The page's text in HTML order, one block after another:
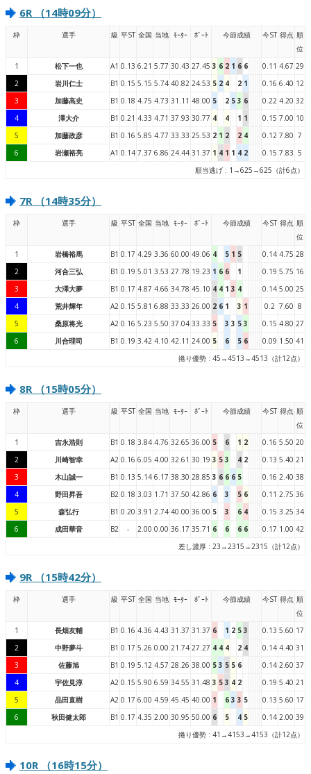
6R （14時09分）
枠 選手 級 平ST 全国 当地 ﾓｰﾀｰ ﾎﾞｰﾄ 今節成績 今ST 得点 順
位
1
松下一也 A1 0.13 6.21 5.77 30.43 27.45 3 6 2 1 6 6 0.11 4.67 29
2
岩川仁士 B1 0.15 5.15 5.74 40.82 24.53 5 2 4 2 1 0.16 6.40 12
3
加藤高史 B1 0.18 4.75 4.73 31.11 48.00 5 2 5 3 6 0.22 4.20 32
4
澤大介 B1 0.21 4.33 4.71 37.93 30.77 4 4 1 1 0.15 7.00 10
5
加藤政彦 B1 0.16 5.85 4.77 33.33 25.53 2 1 2 2 4 0.12 7.80 7
6
岩瀬裕亮 A1 0.14 7.37 6.86 24.44 31.37 1 4 1 1 4 2 0.15 7.83 5
順当逃げ : 1→625→625（計6点）
7R （14時35分）
枠 選手 級 平ST 全国 当地 ﾓｰﾀｰ ﾎﾞｰﾄ 今節成績 今ST 得点 順
位
1
岩橋裕馬 B1 0.17 4.29 3.36 60.00 49.06 4 5 1 5 0.14 4.75 28
2
河合三弘 B1 0.19 5.01 3.53 27.78 19.23 1 6 6 1 0.19 5.75 16
3
大澤大夢 B1 0.17 4.87 4.66 34.78 45.10 4 4 1 3 4 0.14 5.00 25
4
荒井輝年 A2 0.15 5.81 6.88 33.33 26.00 2 6 1 3 1 0.2 7.60 8
5
桑原将光 A2 0.16 5.23 5.50 37.04 33.33 5 3 3 5 3 0.15 4.80 27
6
川合理司 B1 0.19 3.42 4.10 42.11 24.00 5 6 5 6 0.09 1.50 41
捲り優勢 : 45→4513→4513（計12点）
8R （15時05分）
枠 選手 級 平ST 全国 当地 ﾓｰﾀｰ ﾎﾞｰﾄ 今節成績 今ST 得点 順
位
1
吉永浩則 B1 0.18 3.84 4.76 32.65 36.00 5 6 1 2 0.16 5.50 20
2
川崎智幸 A2 0.16 6.05 4.00 32.61 30.19 3 5 3 4 2 0.13 5.40 21
3
木山誠一 B1 0.13 5.14 6.17 38.30 28.85 3 6 6 6 5 0.16 2.40 38
4
野田昇吾 B2 0.18 3.03 1.71 37.50 42.86 6 3 5 6 0.11 2.75 36
5
森弘行 B1 0.20 3.91 2.74 40.00 36.00 5 3 6 4 0.15 3.25 34
6
成田華音 B2 - 2.00 0.00 36.17 35.71 6 6 6 6 0.17 1.00 42
差し濃厚 : 23→2315→2315（計12点）
9R （15時42分）
枠 選手 級 平ST 全国 当地 ﾓｰﾀｰ ﾎﾞｰﾄ 今節成績 今ST 得点 順
位
1
長畑友輔 B1 0.16 4.36 4.43 31.37 31.37 6 1 2 5 3 0.13 5.60 17
2
中野夢斗 B1 0.17 5.26 0.00 21.74 27.27 4 4 4 2 4 0.14 4.40 31
3
佐藤旭 B1 0.19 5.12 4.57 28.26 38.00 5 3 5 5 6 0.14 2.60 37
4
宇佐見淳 A2 0.15 5.90 6.59 34.55 31.48 3 5 3 4 2 0.19 5.40 21
5
品田直樹 A2 0.17 6.00 4.59 45.45 40.00 1 6 3 3 5 0.13 5.60 17
6
秋田健太郎 B1 0.17 4.35 2.00 30.95 50.00 6 5 4 5 0.14 2.00 39
捲り優勢 : 41→4153→4153（計12点）
10R （16時15分）